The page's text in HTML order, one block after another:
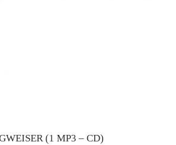
(1 MP3 – CD)